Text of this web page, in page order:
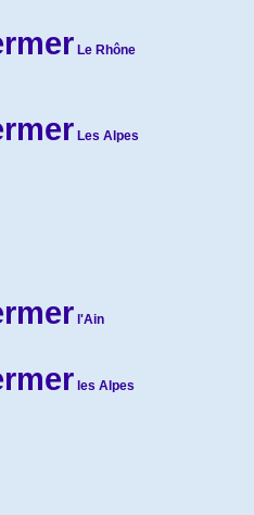
Le Rhône
Les Alpes
l'Ain
les Alpes